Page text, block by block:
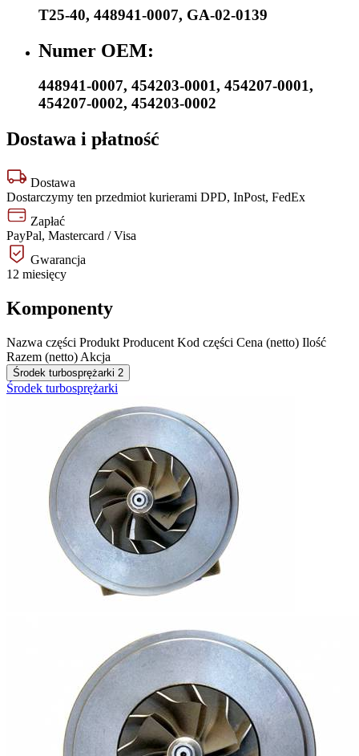
T25-40, 448941-0007, GA-02-0139
Numer OEM:
448941-0007, 454203-0001, 454207-0001,
454207-0002, 454203-0002
Dostawa i płatność
Dostawa
Dostarczymy ten przedmiot kurierami DPD, InPost, FedEx
Zapłać
PayPal, Mastercard / Visa
Gwarancja
12 miesięcy
Komponenty
Nazwa części Produkt Producent Kod części Cena (netto) Ilość
Razem (netto) Akcja
Środek turbosprężarki 2
Środek turbosprężarki